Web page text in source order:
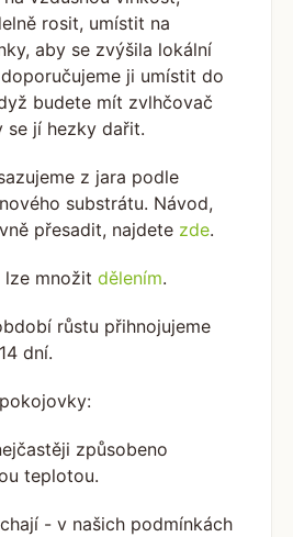
rosit, umístit na
aby se zvýšila lokální
ji umístit do
budete mít zvlhčovač
se jí hezky dařit.
z jara podle
substrátu. Návod,
přesadit, najdete zde.
lze množit dělením.
růstu přihnojujeme
dní.
způsobeno
teplotou.
- v našich podmínkách